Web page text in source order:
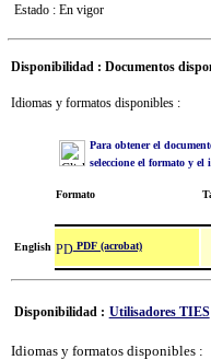
Estado : En vigor
Disponibilidad : Documentos
Idiomas y formatos disponibles :
Para obtener el
seleccione el formato y el
Formato
English PDF (acrobat)
Disponibilidad : Utilisadores TIES
Idiomas y formatos disponibles :